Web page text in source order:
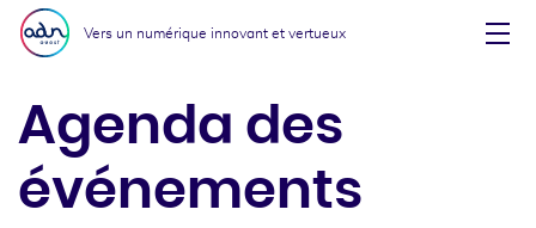
Aller au menu
Aller au contenu
Vers un numérique innovant et vertueux
Agenda des
événements